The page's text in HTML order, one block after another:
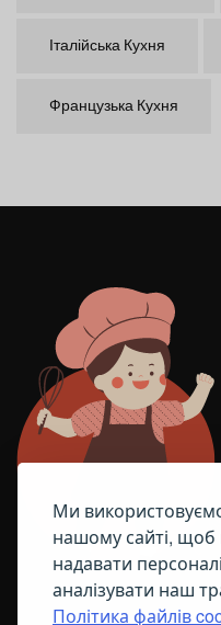
Ми
нашому сайті,
надавати
аналізувати наш
Політика файлів
Італійська Кухня
Французька Кухня